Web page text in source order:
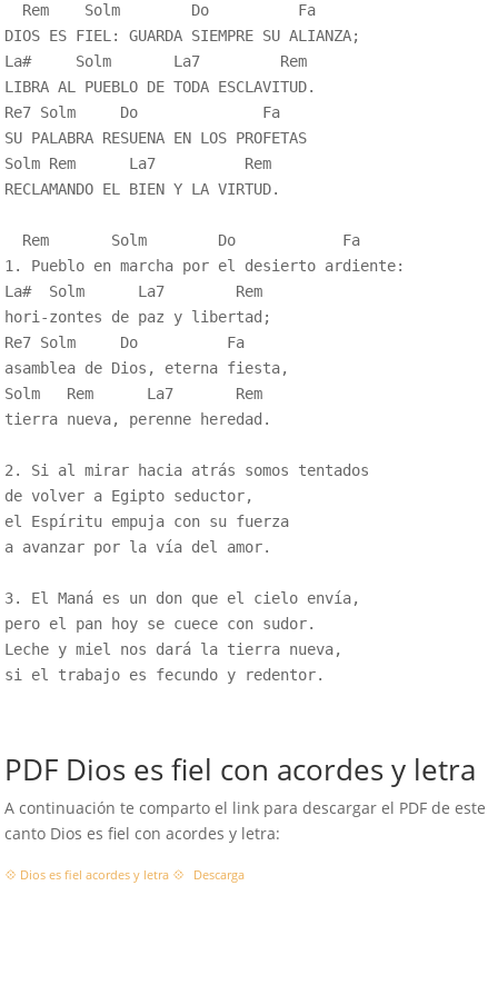
  Rem    Solm        Do          Fa
DIOS ES FIEL: GUARDA SIEMPRE SU ALIANZA;
La#     Solm       La7         Rem
LIBRA AL PUEBLO DE TODA ESCLAVITUD.
Re7 Solm     Do              Fa
SU PALABRA RESUENA EN LOS PROFETAS
Solm Rem      La7          Rem
RECLAMANDO EL BIEN Y LA VIRTUD.
  Rem       Solm        Do            Fa
1. Pueblo en marcha por el desierto ardiente:
La#  Solm      La7        Rem
hori-zontes de paz y libertad;
Re7 Solm     Do          Fa
asamblea de Dios, eterna fiesta,
Solm   Rem      La7       Rem
tierra nueva, perenne heredad.
2. Si al mirar hacia atrás somos tentados
de volver a Egipto seductor,
el Espíritu empuja con su fuerza
a avanzar por la vía del amor.
3. El Maná es un don que el cielo envía,
pero el pan hoy se cuece con sudor.
Leche y miel nos dará la tierra nueva,
si el trabajo es fecundo y redentor.
PDF Dios es fiel con acordes y letra
A continuación te comparto el link para descargar el PDF de este
canto Dios es fiel con acordes y letra:
💠 Dios es fiel acordes y letra 💠 Descarga